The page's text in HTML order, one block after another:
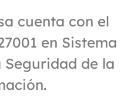
cuenta con el
en Sistema
Seguridad de la